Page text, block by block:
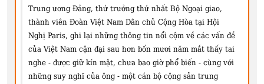
Trung ương Đảng, thứ trưởng thứ nhất Bộ Ngoại giao,
thành viên Đoàn Việt Nam Dân chủ Cộng Hòa tại Hội
Nghị Paris, ghi lại những thông tin nổi cộm về các vấn đề
của Việt Nam cận đại sau hơn bốn mươi năm mắt thấy tai
nghe - được giữ kín mật, chưa bao giờ phổ biến - cùng với
những suy nghĩ của ông - một cán bộ cộng sản trung